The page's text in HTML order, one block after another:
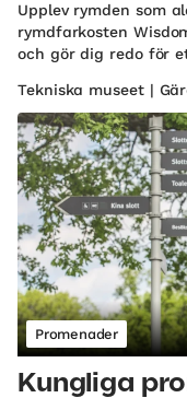
Upplev rymden som
rymdfarkosten
och gör dig redo för
Tekniska museet |
Promenader
Kungliga